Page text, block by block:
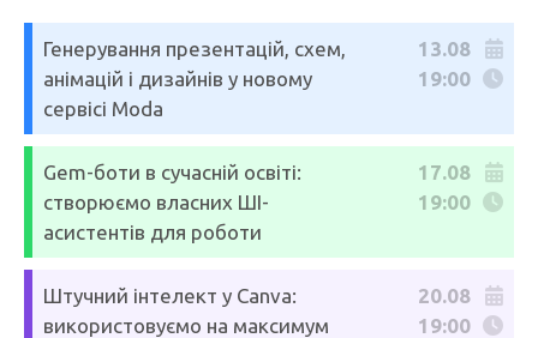
Генерування презентацій, схем,
анімацій і дизайнів у новому
сервісі Moda
13.08
19:00
Gem-боти в сучасній освіті:
створюємо власних ШІ-
асистентів для роботи
17.08
19:00
Штучний інтелект у Canva:
використовуємо на максимум
20.08
19:00